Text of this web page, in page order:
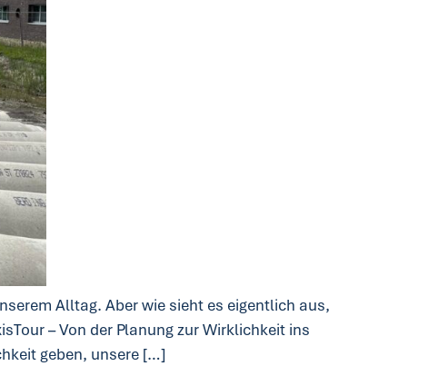
Alltag. Aber wie sieht es eigentlich aus,
– Von der Planung zur Wirklichkeit ins
geben, unsere […]